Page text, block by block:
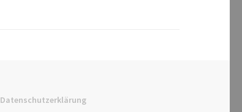
Datenschutzerklärung